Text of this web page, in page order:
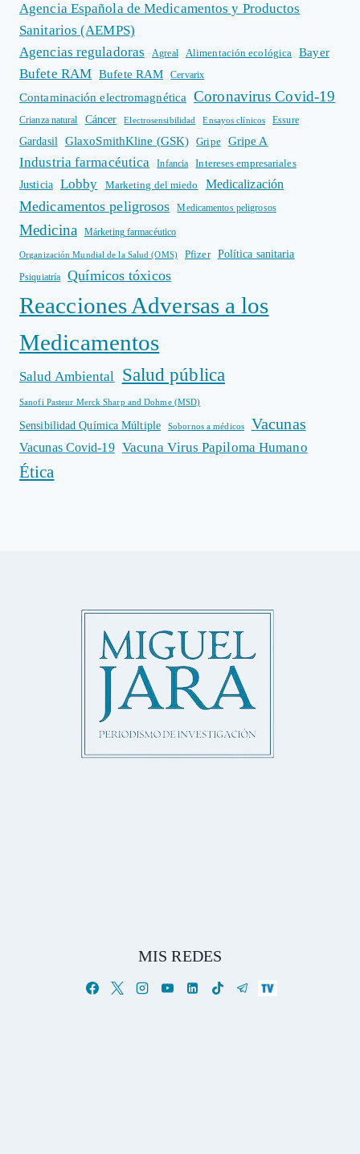
Agencia Española de Medicamentos y Productos
Sanitarios (AEMPS)
Agencias reguladoras
Agreal Alimentación ecológica Bayer
Bufete RAM Bufete RAM Cervarix
Contaminación electromagnética Coronavirus Covid-19
Crianza natural Cáncer Electrosensibilidad Ensayos clínicos Essure
Gardasil GlaxoSmithKline (GSK) Gripe Gripe A
Industria farmacéutica Infancia
Intereses empresariales
Justicia
Lobby Marketing del miedo Medicalización
Medicamentos peligrosos Medicamentos peligrosos
Medicina Márketing farmacéutico
Organización Mundial de la Salud (OMS) Pfizer Política sanitaria
Psiquiatría Químicos tóxicos
Reacciones Adversas a los
Medicamentos
Salud Ambiental Salud pública
Sanofi Pasteur Merck Sharp and Dohme (MSD)
Sensibilidad Química Múltiple Sobornos a médicos Vacunas
Vacunas Covid-19 Vacuna Virus Papiloma Humano
Ética
MIS REDES